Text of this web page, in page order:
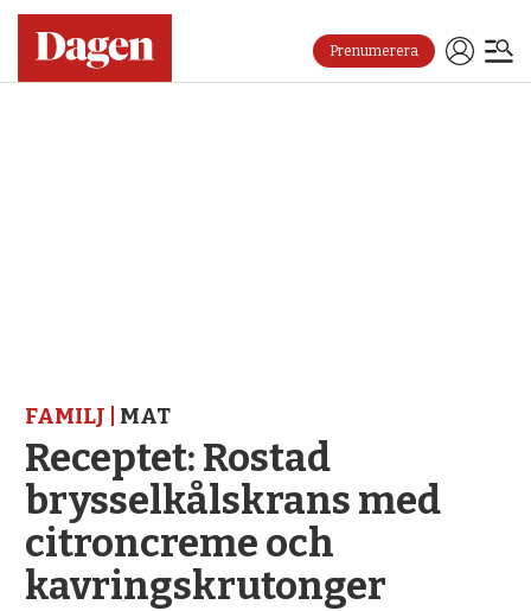
Prenumerera
FAMILJ | MAT
Receptet: Rostad
brysselkålskrans med
citroncreme och
kavringskrutonger